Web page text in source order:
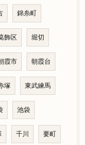
錦糸町
飾区 堀切
霞市 朝霞台
塚 東武練馬
池袋
千川 要町